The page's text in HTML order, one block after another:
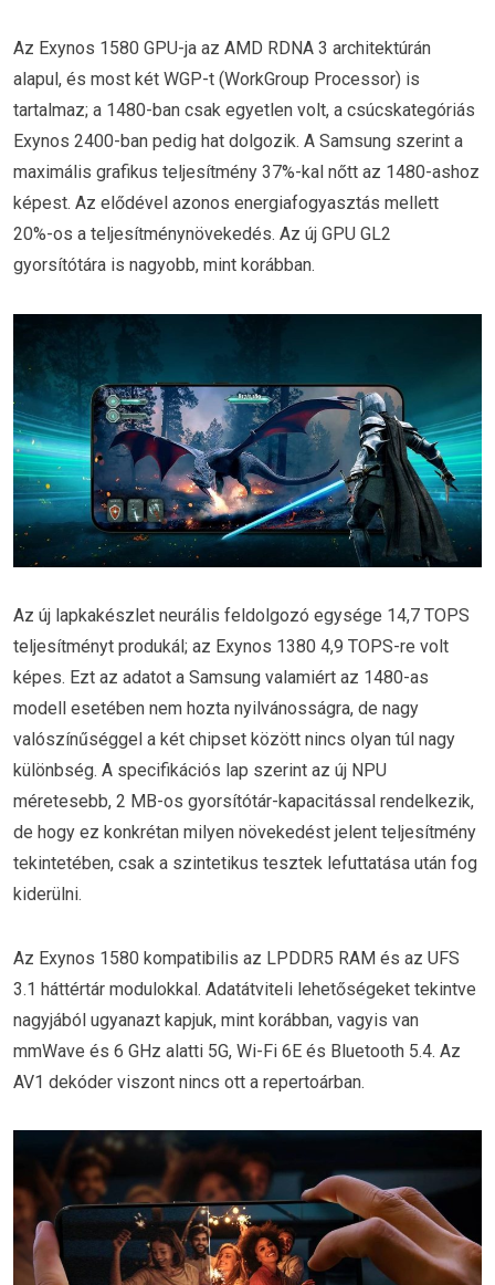
Az Exynos 1580 GPU-ja az AMD RDNA 3 architektúrán
alapul, és most két WGP-t (WorkGroup Processor) is
tartalmaz; a 1480-ban csak egyetlen volt, a csúcskategóriás
Exynos 2400-ban pedig hat dolgozik. A Samsung szerint a
maximális grafikus teljesítmény 37%-kal nőtt az 1480-ashoz
képest. Az elődével azonos energiafogyasztás mellett
20%-os a teljesítménynövekedés. Az új GPU GL2
gyorsítótára is nagyobb, mint korábban.
Az új lapkakészlet neurális feldolgozó egysége 14,7 TOPS
teljesítményt produkál; az Exynos 1380 4,9 TOPS-re volt
képes. Ezt az adatot a Samsung valamiért az 1480-as
modell esetében nem hozta nyilvánosságra, de nagy
valószínűséggel a két chipset között nincs olyan túl nagy
különbség. A specifikációs lap szerint az új NPU
méretesebb, 2 MB-os gyorsítótár-kapacitással rendelkezik,
de hogy ez konkrétan milyen növekedést jelent teljesítmény
tekintetében, csak a szintetikus tesztek lefuttatása után fog
kiderülni.
Az Exynos 1580 kompatibilis az LPDDR5 RAM és az UFS
3.1 háttértár modulokkal. Adatátviteli lehetőségeket tekintve
nagyjából ugyanazt kapjuk, mint korábban, vagyis van
mmWave és 6 GHz alatti 5G, Wi-Fi 6E és Bluetooth 5.4. Az
AV1 dekóder viszont nincs ott a repertoárban.